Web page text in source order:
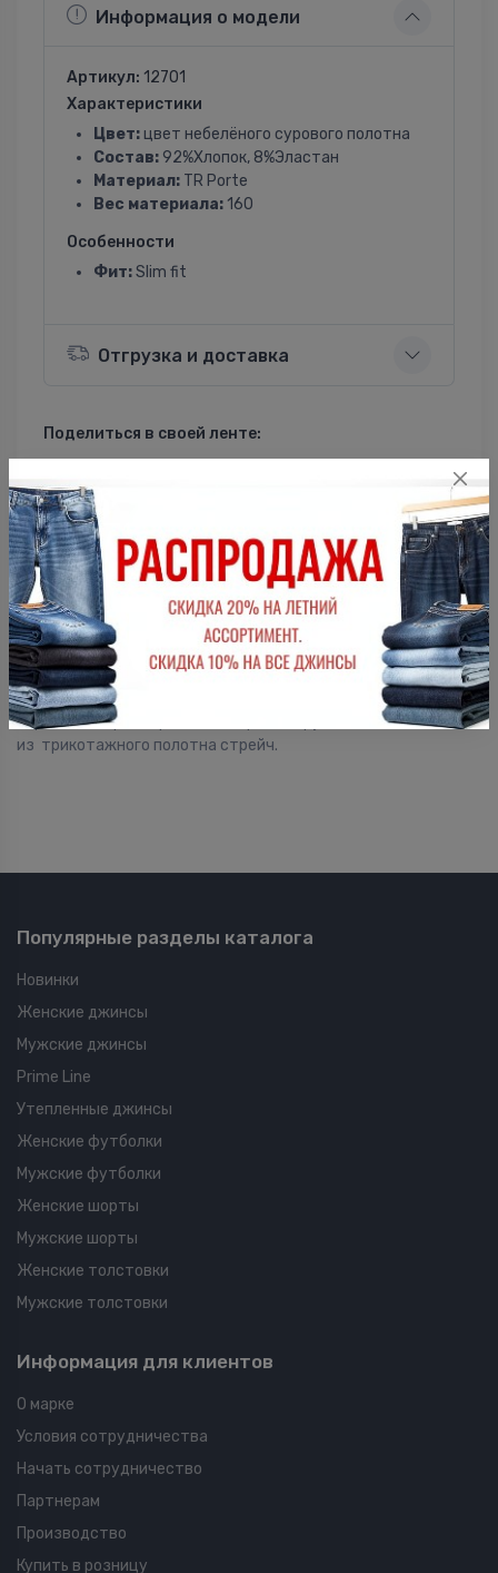
Информация о модели
Артикул: 12701
Характеристики
Цвет: цвет небелёного сурового полотна
Состав: 92%Хлопок, 8%Эластан
Материал: TR Porte
Вес материала: 160
Особенности
Фит:Slim fit
Отгрузка и доставка
Поделиться в своей ленте:
Описание
Женская футболка F5, Slim fit (прилегающий силуэт), V-
образный вырез горловины, короткий рукав. Выполнена
из трикотажного полотна стрейч.
Популярные разделы каталога
Новинки
Женские джинсы
Мужские джинсы
Prime Line
Утепленные джинсы
Женские футболки
Мужские футболки
Женские шорты
Мужские шорты
Женские толстовки
Мужские толстовки
Информация для клиентов
О марке
Условия сотрудничества
Начать сотрудничество
Партнерам
Производство
Купить в розницу